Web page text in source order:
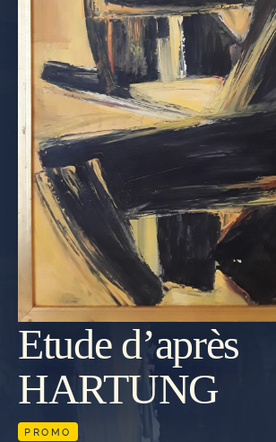
À LA
Etude d’après
HARTUNG
PROMO